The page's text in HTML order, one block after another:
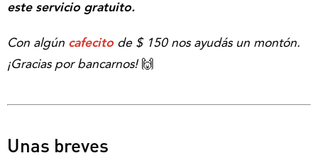
este servicio gratuito.
Con algún cafecito de $ 150 nos ayudás un montón.
¡Gracias por bancarnos! 🙌
Unas breves